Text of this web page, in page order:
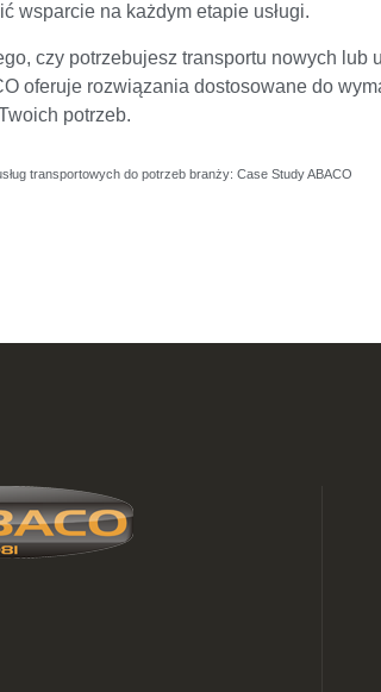
wsparcie na każdym etapie usługi.
czy potrzebujesz transportu nowych
oferuje rozwiązania dostosowane do
potrzeb.
transportowych do potrzeb branży: Case Study ABACO